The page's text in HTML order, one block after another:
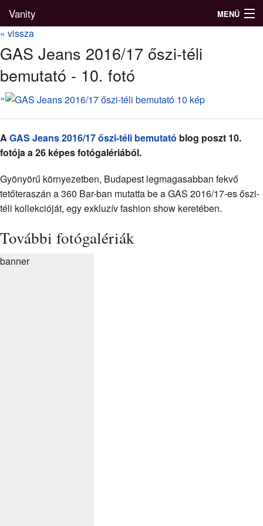
Vanity MENÜ
Divatblog
Divatkatalógus
Üzletek
Képgalériák
« vissza
GAS Jeans 2016/17 őszi-téli
bemutató - 10. fotó
»
A GAS Jeans 2016/17 őszi-téli bemutató blog poszt 10.
fotója a 26 képes fotógalériából.
Gyönyörű környezetben, Budapest legmagasabban fekvő
tetőteraszán a 360 Bar-ban mutatta be a GAS 2016/17-es őszi-
téli kollekcióját, egy exkluzív fashion show keretében.
További fotógalériák
banner